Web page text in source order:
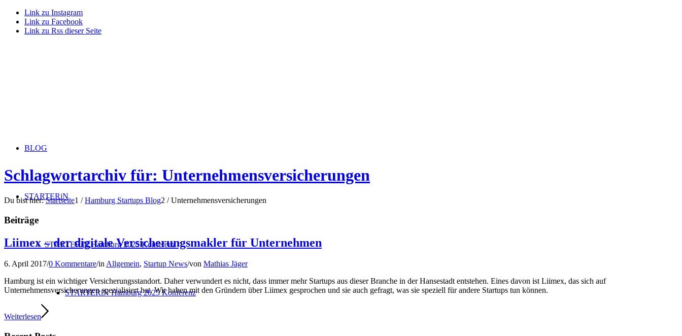
Link zu Instagram
Link zu Facebook
Link zu Rss dieser Seite
BLOG
STARTERiN
STARTERiN Hamburg 2025 Konferenz
STARTERiN Hamburg 2025 Konferenz
Schlagwortarchiv für: Unternehmensversicherungen
Du bist hier: Startseite1 / Hamburg Startups Blog2 / Unternehmensversicherungen
Beiträge
Liimex – der digitale Versicherungsmakler für Unternehmen
6. April 2017/0 Kommentare/inAllgemein, Startup News/von Mathias Jäger
Hamburg ist ein wichtiger Versicherungsstandort. Daher verwundert es nicht, dass immer mehr Startups aus dieser Branche in der Hansestadt entstehen. Eines davon ist Liimex, das sich auf
Unternehmensversicherungen spezialisiert hat. Wir haben mit den Gründern über Liimex gesprochen und sie auch gefragt, was sie speziell für andere Startups tun können.
Weiterlesen